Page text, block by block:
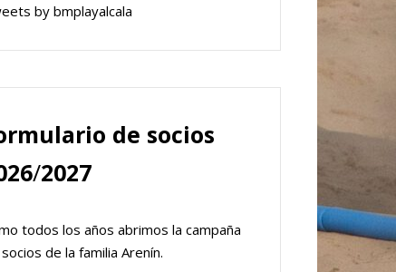
by bmplayalcala
de socios
/2027
todos los años abrimos la campaña
de la familia Arenín.